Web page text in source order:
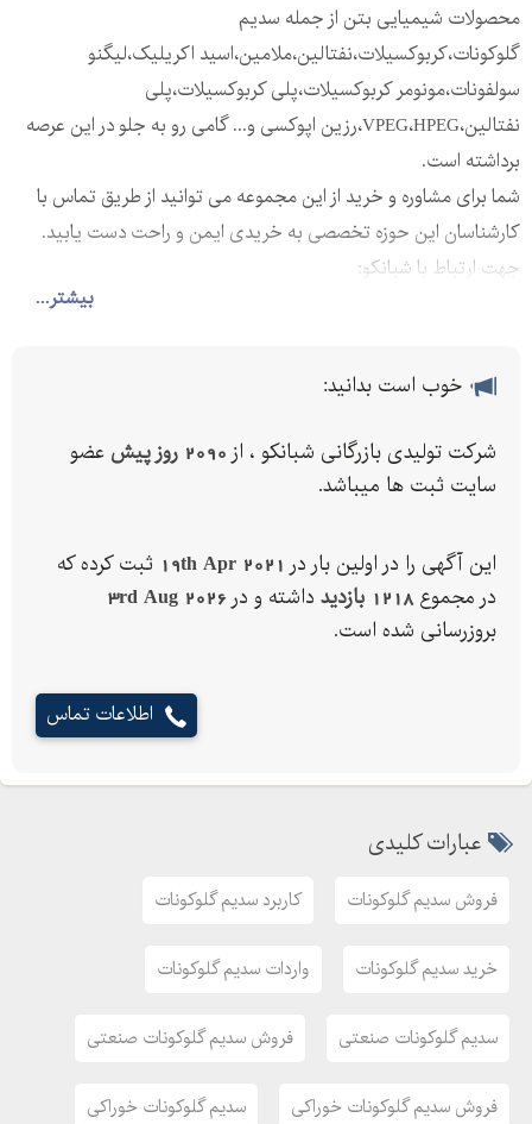
بیشتر...
محصولات شیمیایی بتن از جمله سدیم
گلوکونات،کربوکسیلات،نفتالین،ملامین،اسید اکریلیک،لیگنو
سولفونات،مونومر کربوکسیلات،پلی کربوکسیلات،پلی
نفتالین،VPEG،HPEG،رزین اپوکسی و... گامی رو به جلو در این عرصه
برداشته است.
شما برای مشاوره و خرید از این مجموعه می توانید از طریق تماس با
کارشناسان این حوزه تخصصی به خریدی ایمن و راحت دست یابید.
جهت ارتباط با شبانکو:
2188218279(98)+
9191436937(98)+
وب سایت:www.shabanco.com
خوب است بدانید:
شرکت تولیدی بازرگانی شبانکو ، از 2090 روز پیش
عضو
سایت ثبت ها میباشد.
این آگهی را در اولین بار در 19th Apr 2021 ثبت کرده که
در مجموع1218 بازدید داشته و در 3rd Aug 2026
بروزرسانی شده است.
اطلاعات تماس
عبارات کلیدی
فروش سدیم گلوکونات کاربرد سدیم گلوکونات
خرید سدیم گلوکونات واردات سدیم گلوکونات
سدیم گلوکونات صنعتی فروش سدیم گلوکونات صنعتی
فروش سدیم گلوکونات خوراکی سدیم گلوکونات خوراکی